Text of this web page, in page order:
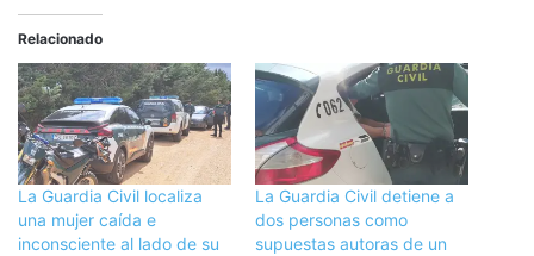
Relacionado
La Guardia Civil localiza
una mujer caída e
inconsciente al lado de su
La Guardia Civil detiene a
dos personas como
supuestas autoras de un